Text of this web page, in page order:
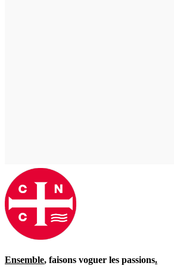
Ensemble, faisons voguer les passions.